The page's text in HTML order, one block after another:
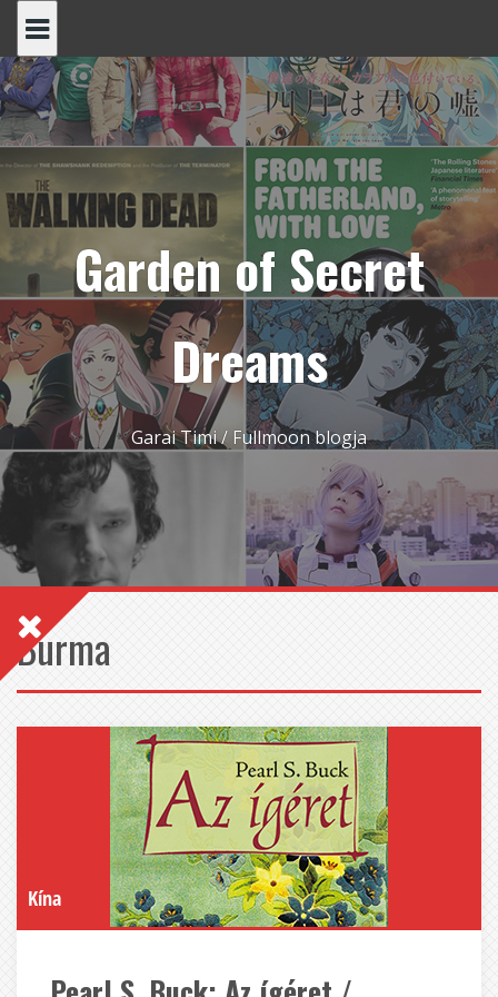
content
Garden of Secret
Dreams
Garai Timi / Fullmoon blogja
Burma
Kína